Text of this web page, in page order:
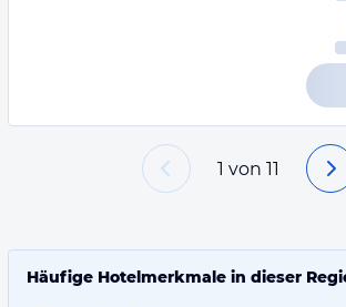
1 von 11
Häufige Hotelmerkmale in dieser